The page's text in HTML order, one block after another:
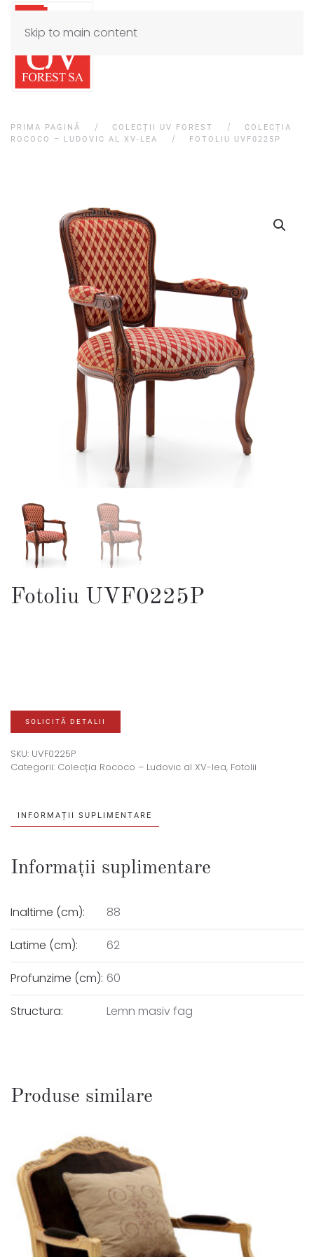
Skip to main content
PRIMA PAGINĂ COLECȚII UV FOREST
COLECȚIA
ROCOCO – LUDOVIC AL XV-LEA
FOTOLIU UVF0225P
Fotoliu UVF0225P
SOLICITĂ DETALII
SKU: UVF0225P
Categorii: Colecția Rococo – Ludovic al XV-lea, Fotolii
INFORMAȚII SUPLIMENTARE
Informații suplimentare
Inaltime (cm): 88
Latime (cm): 62
Profunzime (cm): 60
Structura: Lemn masiv fag
Produse similare